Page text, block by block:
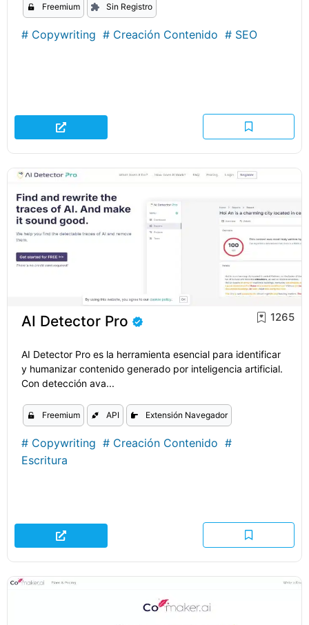
Freemium Sin Registro
# Copywriting # Creación Contenido # SEO
AI Detector Pro 1265
AI Detector Pro es la herramienta esencial para identificar
y humanizar contenido generado por inteligencia artificial.
Con detección ava...
Freemium API Extensión Navegador
# Copywriting # Creación Contenido #
Escritura